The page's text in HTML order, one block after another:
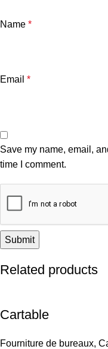
Name *
Email *
Save my name, email,
time I comment.
Related products
Cartable
Fourniture de bureaux,